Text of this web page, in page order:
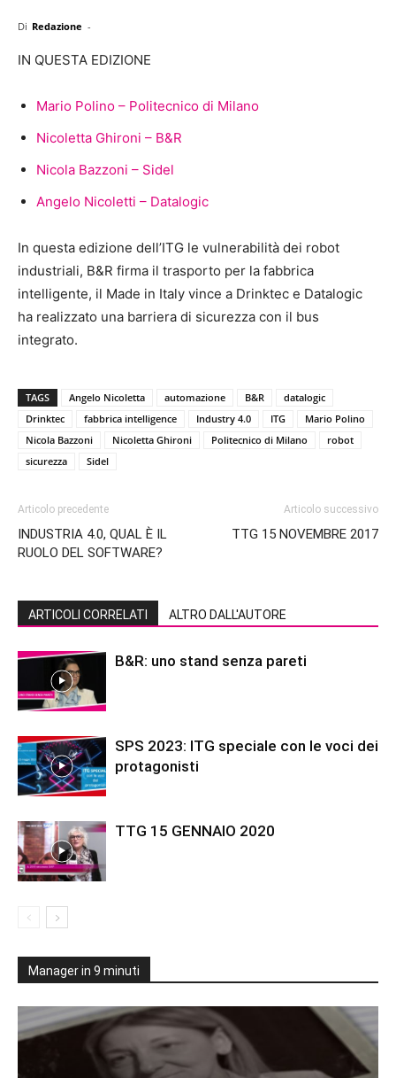
Di Redazione -
IN QUESTA EDIZIONE
Mario Polino – Politecnico di Milano
Nicoletta Ghironi – B&R
Nicola Bazzoni – Sidel
Angelo Nicoletti – Datalogic
In questa edizione dell’ITG le vulnerabilità dei robot
industriali, B&R firma il trasporto per la fabbrica
intelligente, il Made in Italy vince a Drinktec e Datalogic
ha realizzato una barriera di sicurezza con il bus
integrato.
TAGS Angelo Nicoletta automazione B&R
datalogic
Drinktec
fabbrica intelligence Industry 4.0 ITG
Mario Polino
Nicola Bazzoni
Nicoletta Ghironi Politecnico di Milano
robot
sicurezza
Sidel
Articolo precedente
INDUSTRIA 4.0, QUAL È IL
RUOLO DEL SOFTWARE?
Articolo successivo
TTG 15 NOVEMBRE 2017
ARTICOLI CORRELATI ALTRO DALL'AUTORE
B&R: uno stand senza pareti
SPS 2023: ITG speciale con le voci dei
protagonisti
TTG 15 GENNAIO 2020
Manager in 9 minuti